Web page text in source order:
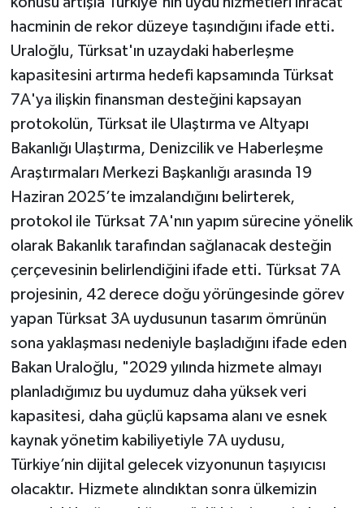
hacminin de rekor düzeye taşındığını ifade etti.
Uraloğlu, Türksat'ın uzaydaki haberleşme
kapasitesini artırma hedefi kapsamında Türksat
7A'ya ilişkin finansman desteğini kapsayan
protokolün, Türksat ile Ulaştırma ve Altyapı
Bakanlığı Ulaştırma, Denizcilik ve Haberleşme
Araştırmaları Merkezi Başkanlığı arasında 19
Haziran 2025’te imzalandığını belirterek,
protokol ile Türksat 7A'nın yapım sürecine yönelik
olarak Bakanlık tarafından sağlanacak desteğin
çerçevesinin belirlendiğini ifade etti. Türksat 7A
projesinin, 42 derece doğu yörüngesinde görev
yapan Türksat 3A uydusunun tasarım ömrünün
sona yaklaşması nedeniyle başladığını ifade eden
Bakan Uraloğlu, "2029 yılında hizmete almayı
planladığımız bu uydumuz daha yüksek veri
kapasitesi, daha güçlü kapsama alanı ve esnek
kaynak yönetim kabiliyetiyle 7A uydusu,
Türkiye’nin dijital gelecek vizyonunun taşıyıcısı
olacaktır. Hizmete alındıktan sonra ülkemizin